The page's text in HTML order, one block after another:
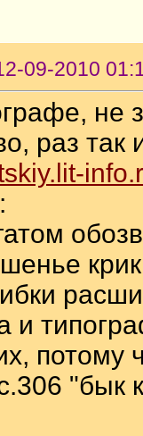
09-2010
не
раз так
и
потому